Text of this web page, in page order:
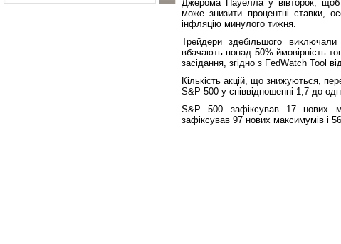
Джерома Пауелла у вівторок,
може знизити процентні ставки,
інфляцію минулого тижня.
Трейдери здебільшого
вбачають понад 50% ймовірність
засідання, згідно з FedWatch Tool
Кількість акцій, що знижуються,
S&P 500 у співвідношенні 1,7 до
S&P 500 зафіксував 17 нових
зафіксував 97 нових максимумів і